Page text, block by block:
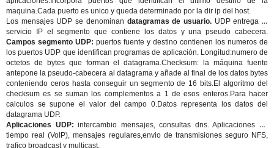
maquina.Cada puerto es unico y queda determinado por la dir ip del host.
Los mensajes UDP se denominan datagramas de usuario. UDP entrega al
servicio IP el segmento que contiene los datos y una pseudo cabecera.
Campos segmento UDP: puertos fuente y destino contienen los numeros de
los puertos UDP que identifican programas de aplicación. Longitud:numero de
octetos de bytes que forman el datagrama.Checksum: la máquina fuente
antepone la pseudo-cabecera al datagrama y añade al final de los datos bytes
conteniendo ceros hasta conseguir un segmento de 16 bits.El algoritmo del
checksum es se suman los complementos a 1 de esos enteros.Para hacer
calculos se supone el valor del campo 0.Datos representa los datos del
datagrama UDP.
Aplicaciones UDP: intercambio mensajes, consultas dns. Aplicaciones en
tiempo real (VoIP), mensajes regulares,envio de transmisiones seguro NFS,
trafico broadcast y multicast.